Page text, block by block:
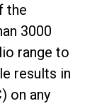
the
3000
range to
results in
on any